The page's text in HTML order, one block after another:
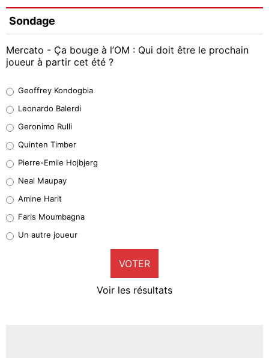
Sondage
Mercato - Ça bouge à l’OM : Qui doit être le prochain
joueur à partir cet été ?
38%
32%
5%
1%
9%
Geoffrey Kondogbia
Leonardo Balerdi
Geronimo Rulli
Quinten Timber
Pierre-Emile Hojbjerg
Neal Maupay
Amine Harit
Faris Moumbagna
Un autre joueur
VOTER
Voir les résultats